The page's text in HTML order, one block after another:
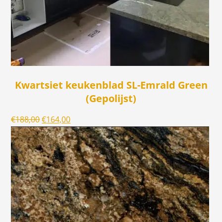
Kwartsiet keukenblad SL-Emrald Green
(Gepolijst)
€188,00Oorspronkelijke
prijs
was:
€188,00.
€164,00Huidige
prijs
is:
€164,00.